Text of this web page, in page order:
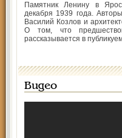
Памятник Ленину в
декабря 1939 года.
Василий Козлов и
О том, что
рассказывается в
Видео